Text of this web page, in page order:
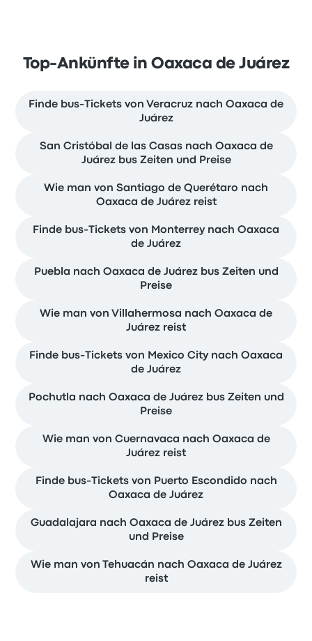
Top-Ankünfte in Oaxaca de Juárez
Finde bus-Tickets von Veracruz nach Oaxaca de
Juárez
San Cristóbal de las Casas nach Oaxaca de
Juárez bus Zeiten und Preise
Wie man von Santiago de Querétaro nach
Oaxaca de Juárez reist
Finde bus-Tickets von Monterrey nach Oaxaca
de Juárez
Puebla nach Oaxaca de Juárez bus Zeiten und
Preise
Wie man von Villahermosa nach Oaxaca de
Juárez reist
Finde bus-Tickets von Mexico City nach Oaxaca
de Juárez
Pochutla nach Oaxaca de Juárez bus Zeiten und
Preise
Wie man von Cuernavaca nach Oaxaca de
Juárez reist
Finde bus-Tickets von Puerto Escondido nach
Oaxaca de Juárez
Guadalajara nach Oaxaca de Juárez bus Zeiten
und Preise
Wie man von Tehuacán nach Oaxaca de Juárez
reist